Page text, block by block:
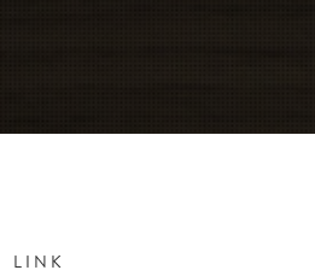
LINK